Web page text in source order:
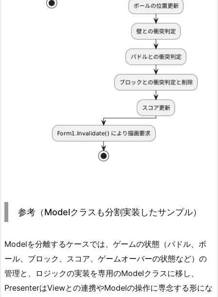
参考（Modelクラスも分割実装したサンプル）
Modelを分離するケースでは、ゲームの状態（パドル、ボ
ール、ブロック、スコア、ゲームオーバーの状態など）の
管理と、ロジックの実装を専用のModelクラスに移し、
PresenterはViewとの連携やModelの操作に専念する形にな